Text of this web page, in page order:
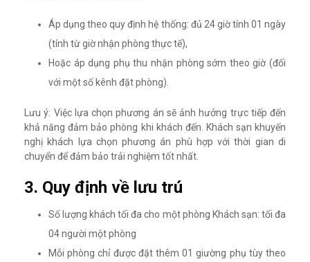
Áp dụng theo quy định hệ thống: đủ 24 giờ tính 01 ngày
(tính từ giờ nhận phòng thực tế),
Hoặc áp dụng phụ thu nhận phòng sớm theo giờ (đối
với một số kênh đặt phòng).
Lưu ý: Việc lựa chọn phương án sẽ ảnh hưởng trực tiếp đến
khả năng đảm bảo phòng khi khách đến. Khách sạn khuyến
nghị khách lựa chọn phương án phù hợp với thời gian di
chuyển để đảm bảo trải nghiệm tốt nhất.
3. Quy định về lưu trú
Số lượng khách tối đa cho một phòng Khách sạn: tối đa
04 người một phòng
Mỗi phòng chỉ được đặt thêm 01 giường phụ tùy theo